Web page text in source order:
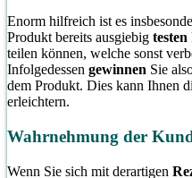
Enorm hilfreich ist es
Produkt bereits ausgiebig testen
teilen können, welche sonst
Infolgedessen gewinnen Sie
dem Produkt. Dies kann Ihnen
erleichtern.
Wahrnehmung der
Wenn Sie sich mit derartigen